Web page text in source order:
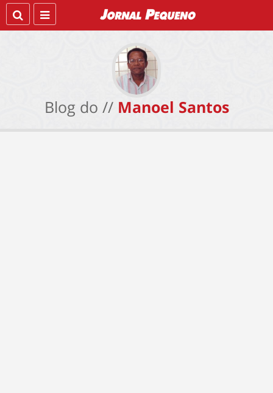
Blog do // Manoel Santos